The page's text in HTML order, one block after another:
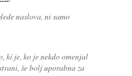
naslova, ni samo
ki je, ko je nekdo omenjal
še bolj uporabna za